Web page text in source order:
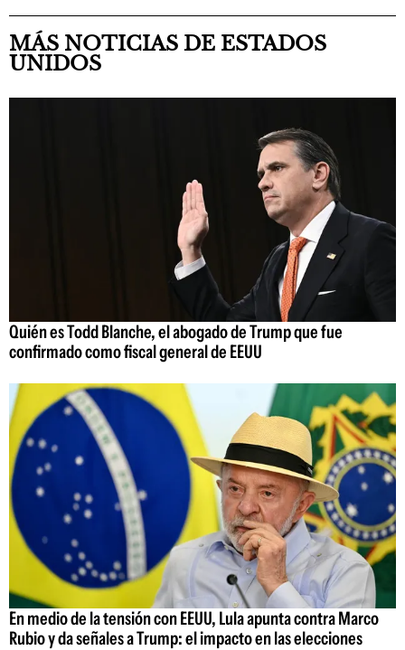
MÁS NOTICIAS DE ESTADOS
UNIDOS
Quién es Todd Blanche, el abogado de Trump que fue
confirmado como fiscal general de EEUU
En medio de la tensión con EEUU, Lula apunta contra Marco
Rubio y da señales a Trump: el impacto en las elecciones